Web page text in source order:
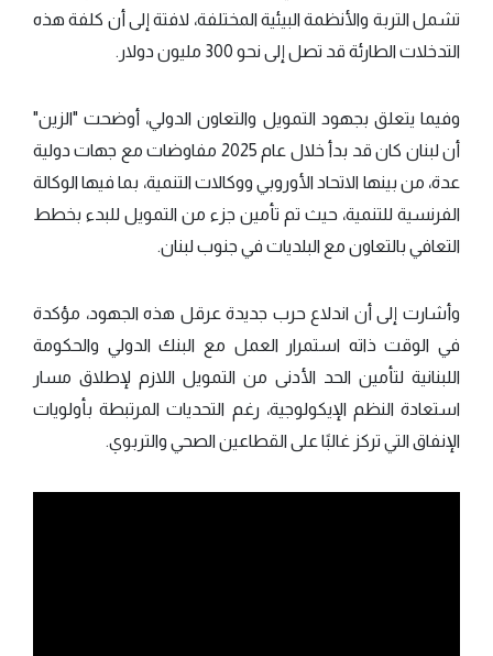
تشمل التربة والأنظمة البيئية المختلفة، لافتة إلى أن كلفة هذه
التدخلات الطارئة قد تصل إلى نحو 300 مليون دولار.
وفيما يتعلق بجهود التمويل والتعاون الدولي، أوضحت "الزين"
أن لبنان كان قد بدأ خلال عام 2025 مفاوضات مع جهات دولية
عدة، من بينها الاتحاد الأوروبي ووكالات التنمية، بما فيها الوكالة
الفرنسية للتنمية، حيث تم تأمين جزء من التمويل للبدء بخطط
التعافي بالتعاون مع البلديات في جنوب لبنان.
وأشارت إلى أن اندلاع حرب جديدة عرقل هذه الجهود، مؤكدة
في الوقت ذاته استمرار العمل مع البنك الدولي والحكومة
اللبنانية لتأمين الحد الأدنى من التمويل اللازم لإطلاق مسار
استعادة النظم الإيكولوجية، رغم التحديات المرتبطة بأولويات
الإنفاق التي تركز غالبًا على القطاعين الصحي والتربوي.